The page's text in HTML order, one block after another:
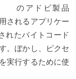
のアドビ製品
されるアプリケー
れたバイトコード
。ぼかし、ピクセ
実行するために使